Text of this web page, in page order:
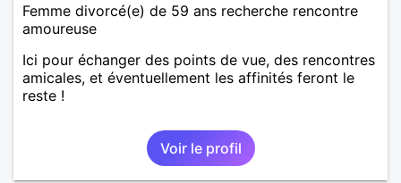
Femme divorcé(e) de 59 ans recherche rencontre
amoureuse
Ici pour échanger des points de vue, des rencontres
amicales, et éventuellement les affinités feront le
reste !
Voir le profil